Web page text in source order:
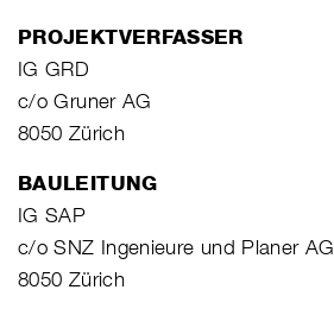
PROJEKTVERFASSER
IG GRD
c/o Gruner AG
8050 Zürich
BAULEITUNG
IG SAP
c/o SNZ Ingenieure und Planer AG
8050 Zürich